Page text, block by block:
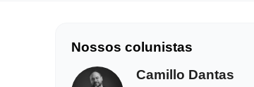
Nossos colunistas
Camillo Dantas